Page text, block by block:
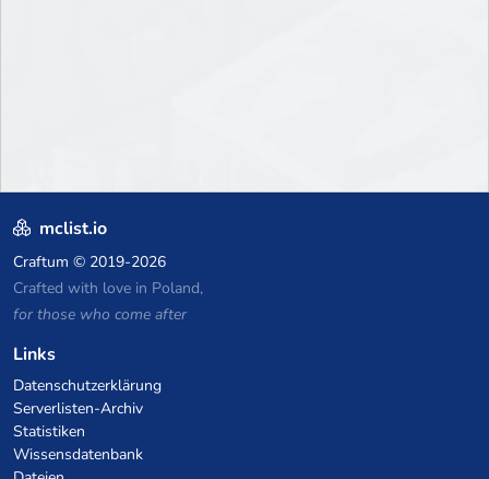
mclist.io
Craftum © 2019-2026
Crafted with love in Poland,
for those who come after
Links
Datenschutzerklärung
Serverlisten-Archiv
Statistiken
Wissensdatenbank